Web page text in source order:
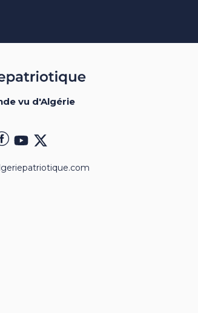
vu d'Algérie